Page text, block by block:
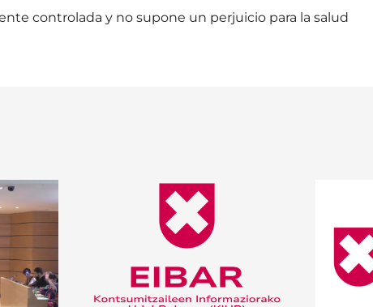
controlada y no supone un perjuicio para la salud